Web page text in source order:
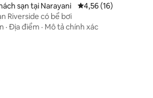
5,0/5, 3 đánh giá
sạn tại Narayani Xếp hạng trung bình
4,56 (16)
Riverside có bể bơi
· Địa điểm · Mô tả chính xác